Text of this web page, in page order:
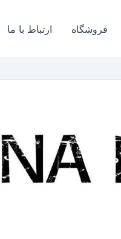
فروشگاه ارتباط با ما